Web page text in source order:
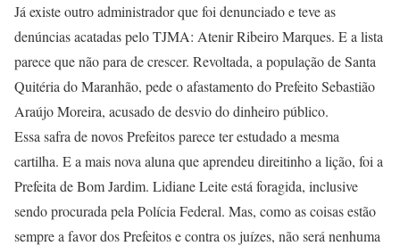
Já existe outro administrador que foi denunciado e teve as
denúncias acatadas pelo TJMA: Atenir Ribeiro Marques. E a lista
parece que não para de crescer. Revoltada, a população de Santa
Quitéria do Maranhão, pede o afastamento do Prefeito Sebastião
Araújo Moreira, acusado de desvio do dinheiro público.
Essa safra de novos Prefeitos parece ter estudado a mesma
cartilha. E a mais nova aluna que aprendeu direitinho a lição, foi a
Prefeita de Bom Jardim. Lidiane Leite está foragida, inclusive
sendo procurada pela Polícia Federal. Mas, como as coisas estão
sempre a favor dos Prefeitos e contra os juízes, não será nenhuma